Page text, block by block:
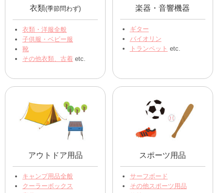
衣類(季節問わず)
衣類・洋服全般
子供服・ベビー服
靴
その他衣類、古着 etc.
楽器・音響機器
ギター
バイオリン
トランペット etc.
アウトドア用品
キャンプ用品全般
クーラーボックス
スポーツ用品
サーフボード
その他スポーツ用品